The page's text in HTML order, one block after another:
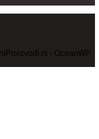
- OceanWP